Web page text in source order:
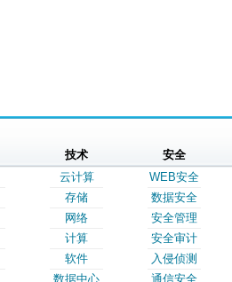
技术
云计算
存储
网络
计算
软件
数据中心
安全
WEB安全
数据安全
安全管理
安全审计
入侵侦测
通信安全